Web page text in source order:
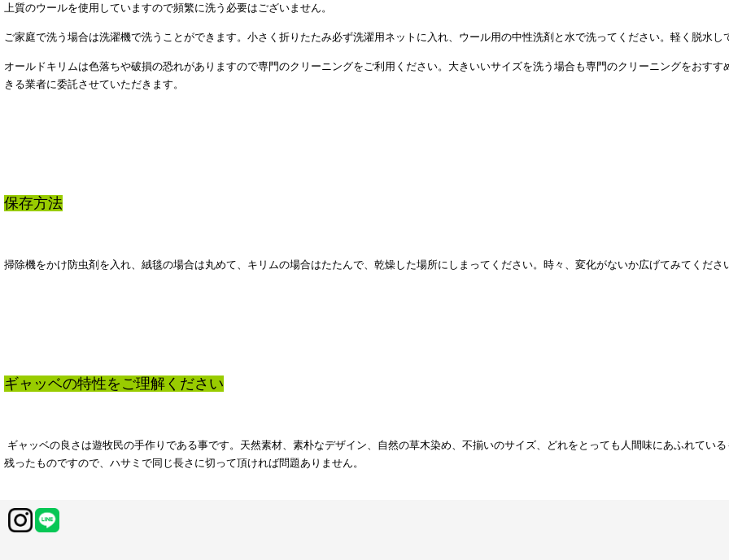
上質のウールを使用していますので頻繁に洗う必要はございません。
ご家庭で洗う場合は洗濯機で洗うことができます。小さく折りたたみ必ず洗濯用ネットに入れ、ウール用の中性洗剤と水で洗ってください。軽く脱水し
オールドキリムは色落ちや破損の恐れがありますので専門のクリーニングをご利用ください。大きいいサイズを洗う場合も専門のクリーニングをおす
きる業者に委託させていただきます。
保存方法
掃除機をかけ防虫剤を入れ、絨毯の場合は丸めて、キリムの場合はたたんで、乾燥した場所にしまってください。時々、変化がないか広げてみてくださ
ギャッベの特性をご理解ください
ギャッベの良さは遊牧民の手作りである事です。天然素材、素朴なデザイン、自然の草木染め、不揃いのサイズ、どれをとっても人間味にあふれてい
残ったものですので、ハサミで同じ長さに切って頂ければ問題ありません。